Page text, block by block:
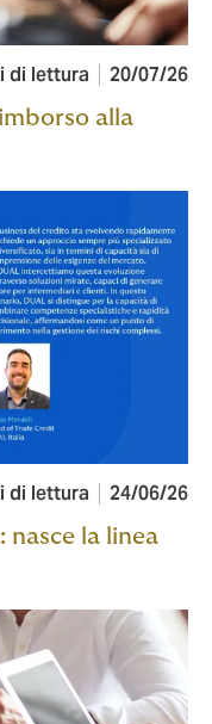
di lettura 20/07/26
alla
di lettura 24/06/26
nasce la linea